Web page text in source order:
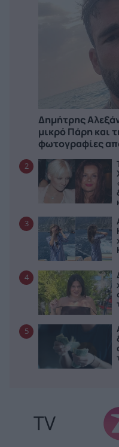
Δημήτρης
μικρό Πάρη και
φωτογραφίες
2
3
4
5
TV